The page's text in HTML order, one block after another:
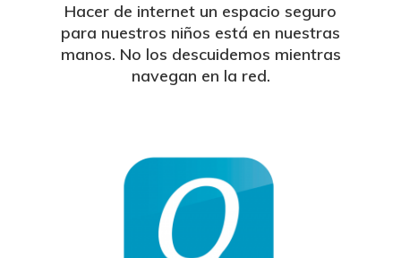
Hacer de internet un espacio seguro
para nuestros niños está en nuestras
manos. No los descuidemos mientras
navegan en la red.
Control Parental
Normativa
Nosotros
Test